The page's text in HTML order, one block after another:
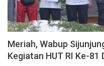
Meriah, Wabup
Kegiatan HUT RI Ke-81